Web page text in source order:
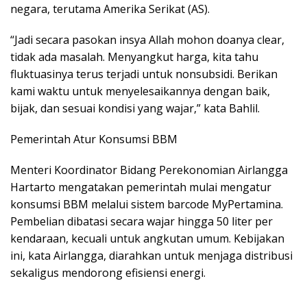
negara, terutama Amerika Serikat (AS).
“Jadi secara pasokan insya Allah mohon doanya clear,
tidak ada masalah. Menyangkut harga, kita tahu
fluktuasinya terus terjadi untuk nonsubsidi. Berikan
kami waktu untuk menyelesaikannya dengan baik,
bijak, dan sesuai kondisi yang wajar,” kata Bahlil.
Pemerintah Atur Konsumsi BBM
Menteri Koordinator Bidang Perekonomian Airlangga
Hartarto mengatakan pemerintah mulai mengatur
konsumsi BBM melalui sistem barcode MyPertamina.
Pembelian dibatasi secara wajar hingga 50 liter per
kendaraan, kecuali untuk angkutan umum. Kebijakan
ini, kata Airlangga, diarahkan untuk menjaga distribusi
sekaligus mendorong efisiensi energi.